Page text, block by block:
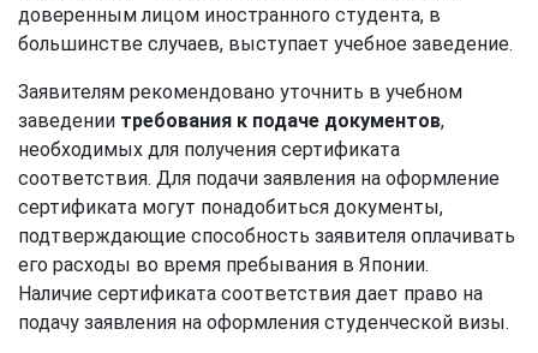
доверенным лицом иностранного студента, в
большинстве случаев, выступает учебное заведение.
Заявителям рекомендовано уточнить в учебном
заведении требования к подаче документов,
необходимых для получения сертификата
соответствия. Для подачи заявления на оформление
сертификата могут понадобиться документы,
подтверждающие способность заявителя оплачивать
его расходы во время пребывания в Японии.
Наличие сертификата соответствия дает право на
подачу заявления на оформления студенческой визы.